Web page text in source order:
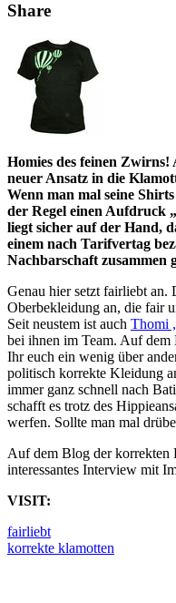
Share
Homies des feinen Zwirns!
neuer Ansatz in die
Wenn man mal seine
der Regel einen Aufdruck
liegt sicher auf der Hand,
einem nach Tarifvertag
Nachbarschaft
Genau hier setzt fairliebt an.
Oberbekleidung an, die fair
Seit neustem ist auch Thomi
bei ihnen im Team. Auf dem
Ihr euch ein wenig über
politisch korrekte Kleidung
immer ganz schnell nach
schafft es trotz des
werfen. Sollte man mal
Auf dem Blog der korrekten
interessantes Interview mit
VISIT:
fairliebt
korrekte klamotten